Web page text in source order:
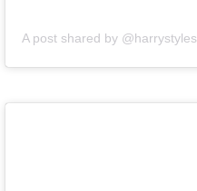
A post shared by @harrystyles